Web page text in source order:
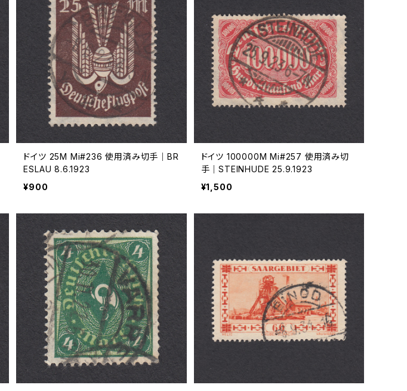
ドイツ 25M Mi#236 使用済み切手｜BR
ESLAU 8.6.1923
¥900
ドイツ 100000M Mi#257 使用済み切
手｜STEINHUDE 25.9.1923
¥1,500